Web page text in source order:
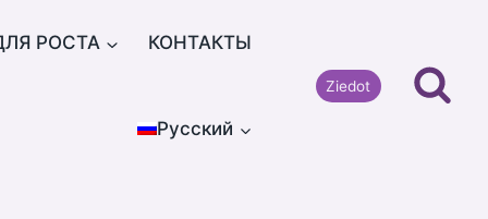
РОСТА КОНТАКТЫ
Русский
Ziedot